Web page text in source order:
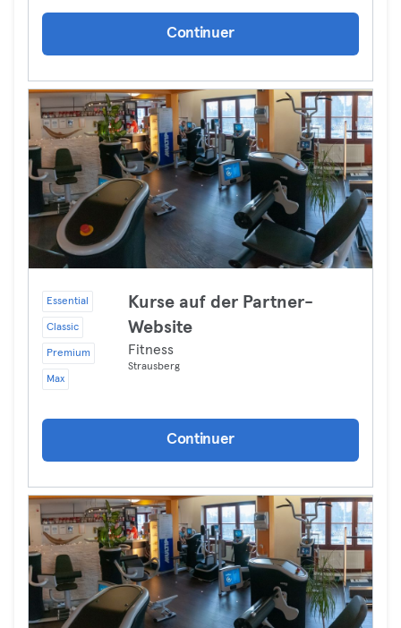
Continuer
Essential
Classic
Premium
Max
Kurse auf der Partner-
Website
Fitness
Strausberg
Continuer